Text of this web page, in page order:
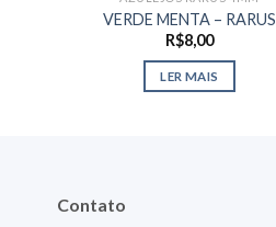
VERDE MENTA – RARUS
R$8,00
LER MAIS
Contato